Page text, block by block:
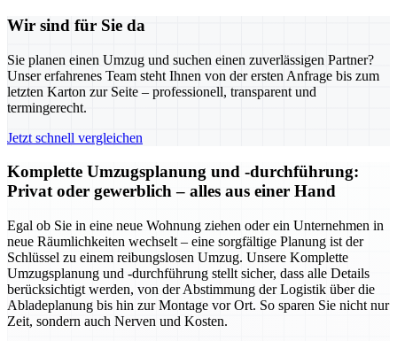
Wir sind für Sie da
Sie planen einen Umzug und suchen einen zuverlässigen Partner?
Unser erfahrenes Team steht Ihnen von der ersten Anfrage bis zum
letzten Karton zur Seite – professionell, transparent und
termingerecht.
Jetzt schnell vergleichen
Komplette Umzugsplanung und -durchführung:
Privat oder gewerblich – alles aus einer Hand
Egal ob Sie in eine neue Wohnung ziehen oder ein Unternehmen in
neue Räumlichkeiten wechselt – eine sorgfältige Planung ist der
Schlüssel zu einem reibungslosen Umzug. Unsere Komplette
Umzugsplanung und -durchführung stellt sicher, dass alle Details
berücksichtigt werden, von der Abstimmung der Logistik über die
Abladeplanung bis hin zur Montage vor Ort. So sparen Sie nicht nur
Zeit, sondern auch Nerven und Kosten.